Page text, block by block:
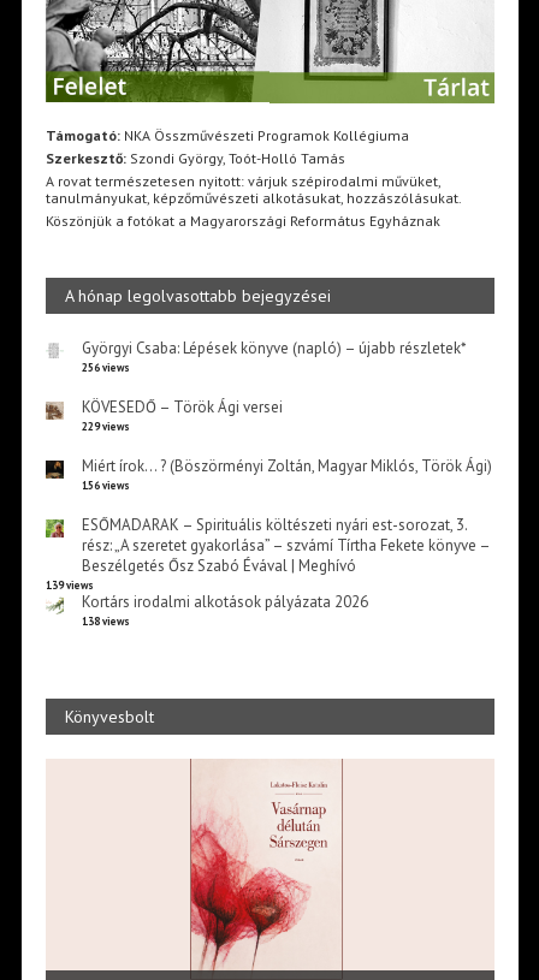
Támogató:NKA Összművészeti Programok Kollégiuma
Szerkesztő:Szondi György, Toót-Holló Tamás
A rovat természetesen nyitott: várjuk szépirodalmi művüket,
tanulmányukat, képzőművészeti alkotásukat, hozzászólásukat.
Köszönjük a fotókat a Magyarországi Református Egyháznak
A hónap legolvasottabb bejegyzései
Györgyi Csaba: Lépések könyve (napló) – újabb részletek*
256 views
KÖVESEDŐ – Török Ági versei
229 views
Miért írok… ? (Böszörményi Zoltán, Magyar Miklós, Török Ági)
156 views
ESŐMADARAK – Spirituális költészeti nyári est-sorozat, 3.
rész: „A szeretet gyakorlása” – szvámí Tírtha Fekete könyve –
Beszélgetés Ősz Szabó Évával | Meghívó
139 views
Kortárs irodalmi alkotások pályázata 2026
138 views
Könyvesbolt